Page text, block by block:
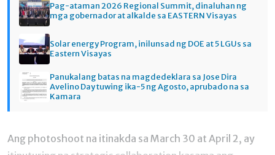
Pag-ataman 2026 Regional Summit, dinaluhan ng
mga gobernador at alkalde sa EASTERN Visayas
Solar energy Program, inilunsad ng DOE at 5 LGUs sa
Eastern Visayas
Panukalang batas na magdedeklara sa Jose Dira
Avelino Day tuwing ika-5 ng Agosto, aprubado na sa
Kamara
Ang photoshoot na itinakda sa March 30 at April 2, ay